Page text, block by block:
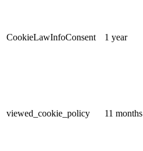
CookieLawInfoConsent 1 year
viewed_cookie_policy 11 months